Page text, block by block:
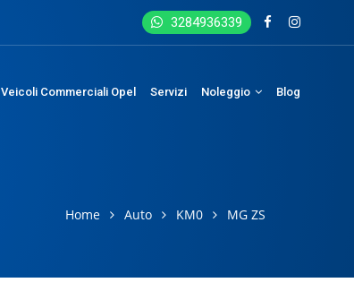
3284936339
Veicoli Commerciali Opel Servizi Noleggio Blog
Home Auto KM0 MG ZS